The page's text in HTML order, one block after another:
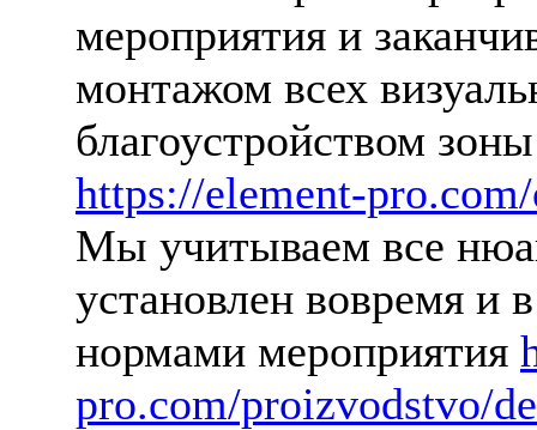
мероприятия и
монтажом всех
благоустройством
https://element-
Мы учитываем все
установлен вовремя и
нормами мероприятия
pro.com/proizvodstvo/